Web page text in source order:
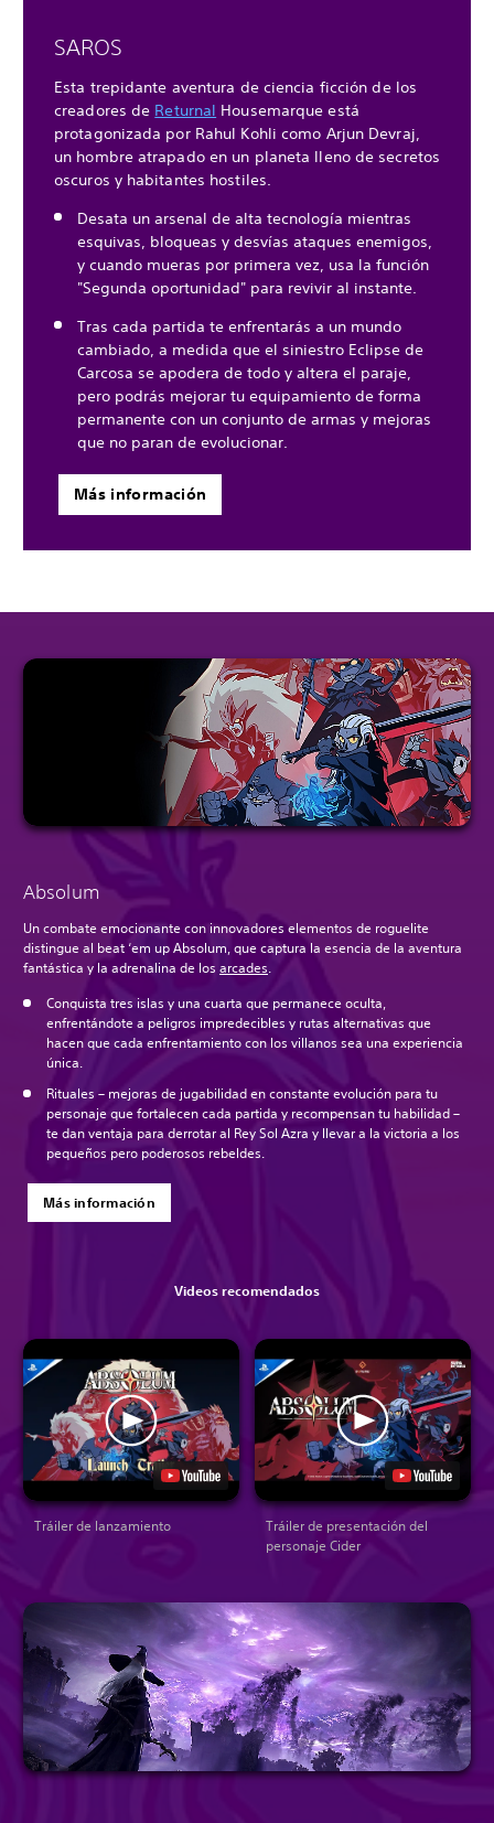
SAROS
Esta trepidante aventura de ciencia ficción de los
creadores de Returnal Housemarque está
protagonizada por Rahul Kohli como Arjun Devraj,
un hombre atrapado en un planeta lleno de secretos
oscuros y habitantes hostiles.
Desata un arsenal de alta tecnología mientras
esquivas, bloqueas y desvías ataques enemigos,
y cuando mueras por primera vez, usa la función
"Segunda oportunidad" para revivir al instante.
Tras cada partida te enfrentarás a un mundo
cambiado, a medida que el siniestro Eclipse de
Carcosa se apodera de todo y altera el paraje,
pero podrás mejorar tu equipamiento de forma
permanente con un conjunto de armas y mejoras
que no paran de evolucionar.
Más información
Absolum
Un combate emocionante con innovadores elementos de roguelite
distingue al beat ‘em up Absolum, que captura la esencia de la aventura
fantástica y la adrenalina de los arcades.
Conquista tres islas y una cuarta que permanece oculta,
enfrentándote a peligros impredecibles y rutas alternativas que
hacen que cada enfrentamiento con los villanos sea una experiencia
única.
Rituales – mejoras de jugabilidad en constante evolución para tu
personaje que fortalecen cada partida y recompensan tu habilidad –
te dan ventaja para derrotar al Rey Sol Azra y llevar a la victoria a los
pequeños pero poderosos rebeldes.
Más información
Videos recomendados
Tráiler de lanzamiento
Tráiler de presentación del
personaje Cider